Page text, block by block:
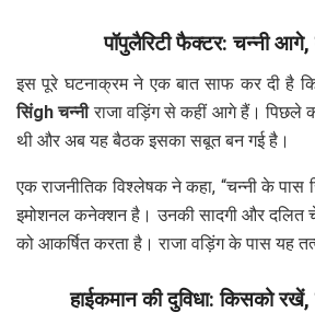
पॉपुलैरिटी फैक्टर: चन्नी आगे,
इस पूरे घटनाक्रम ने एक बात साफ कर दी है
सिंgh चन्नीराजा वड़िंग से कहीं आगे हैं। पिछले
थी और अब यह बैठक इसका सबूत बन गई है।
एक राजनीतिक विश्लेषक ने कहा, “चन्नी के पास
इमोशनल कनेक्शन है। उनकी सादगी और दलित
को आकर्षित करता है। राजा वड़िंग के पास यह
हाईकमान की दुविधा: किसको